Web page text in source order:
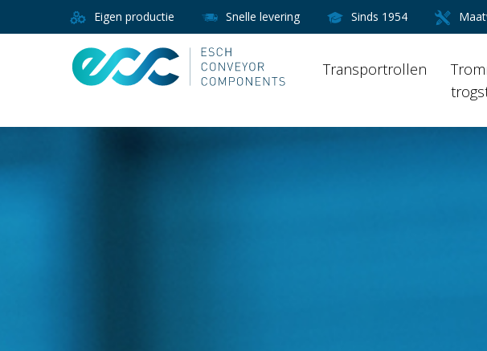
Eigen productie Snelle levering Sinds 1954
Transportrollen